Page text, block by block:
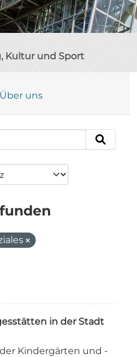
Kultur und Sport
Über uns
in der Stadt
Kindergärten und -